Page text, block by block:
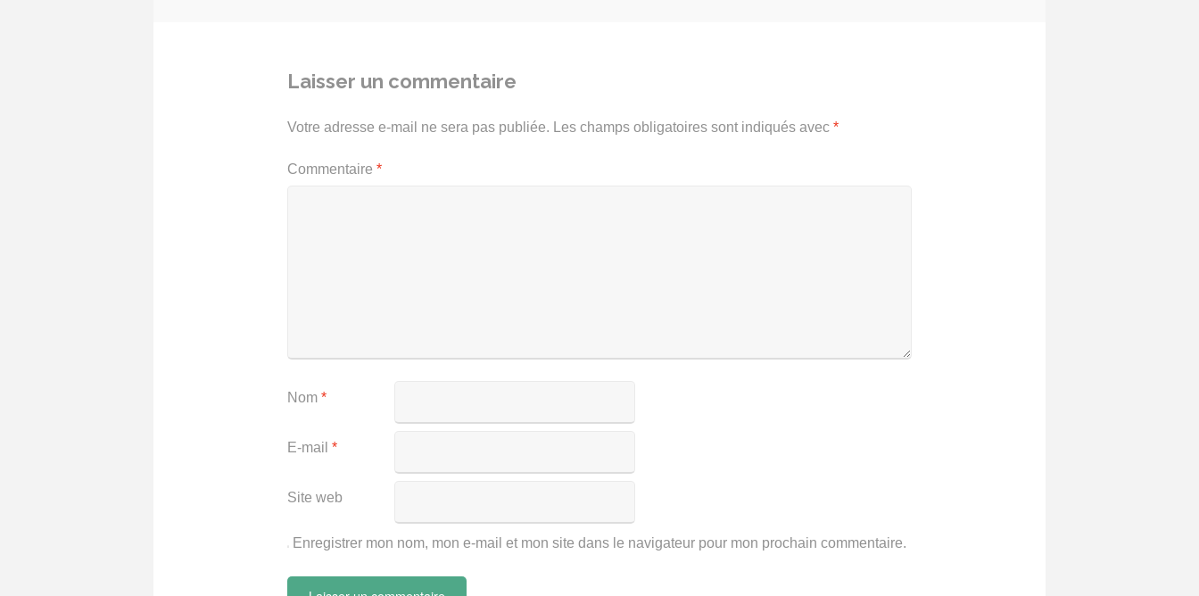
Laisser un commentaire
Votre adresse e-mail ne sera pas publiée. Les champs obligatoires sont indiqués avec *
Commentaire *
Nom *
E-mail *
Site web
Enregistrer mon nom, mon e-mail et mon site dans le navigateur pour mon prochain commentaire.